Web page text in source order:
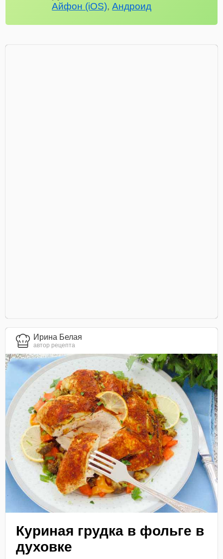
Айфон (iOS),Андроид
Ирина Белая
автор рецепта
Куриная грудка в фольге в
духовке